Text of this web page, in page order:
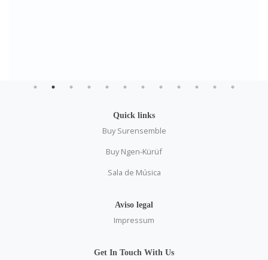
Quick links
Buy Surensemble
Buy Ngen-Kürüf
Sala de Música
Aviso legal
Impressum
Get In Touch With Us